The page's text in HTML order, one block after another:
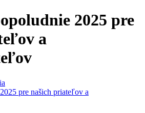
2025 pre
a